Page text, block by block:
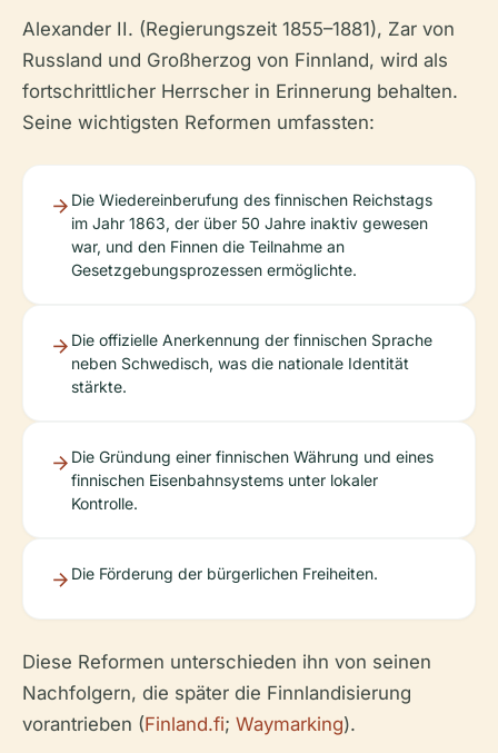
Alexander II. (Regierungszeit 1855–1881), Zar von
Russland und Großherzog von Finnland, wird als
fortschrittlicher Herrscher in Erinnerung behalten.
Seine wichtigsten Reformen umfassten:
Die Wiedereinberufung des finnischen Reichstags
im Jahr 1863, der über 50 Jahre inaktiv gewesen
war, und den Finnen die Teilnahme an
Gesetzgebungsprozessen ermöglichte.
Die offizielle Anerkennung der finnischen Sprache
neben Schwedisch, was die nationale Identität
stärkte.
Die Gründung einer finnischen Währung und eines
finnischen Eisenbahnsystems unter lokaler
Kontrolle.
Die Förderung der bürgerlichen Freiheiten.
Diese Reformen unterschieden ihn von seinen
Nachfolgern, die später die Finnlandisierung
vorantrieben (Finland.fi; Waymarking).